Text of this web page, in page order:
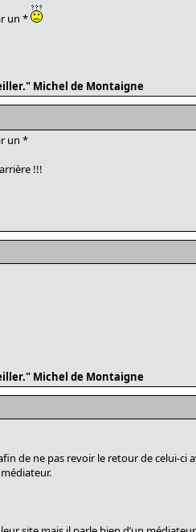
un *
Michel de Montaigne
un *
!!!
Michel de Montaigne
de ne pas revoir le retour de celui-ci